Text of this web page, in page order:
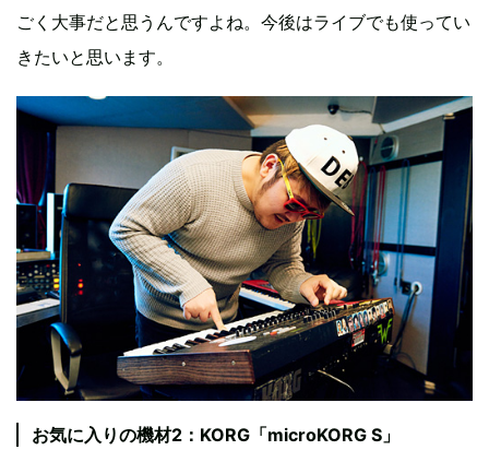
ごく大事だと思うんですよね。今後はライブでも使ってい
きたいと思います。
お気に入りの機材2：KORG「microKORG S」